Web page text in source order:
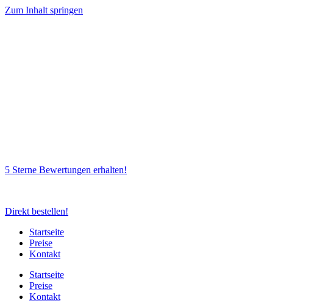
Zum Inhalt springen
5 Sterne Bewertungen erhalten!
Direkt bestellen!
Startseite
Preise
Kontakt
Startseite
Preise
Kontakt